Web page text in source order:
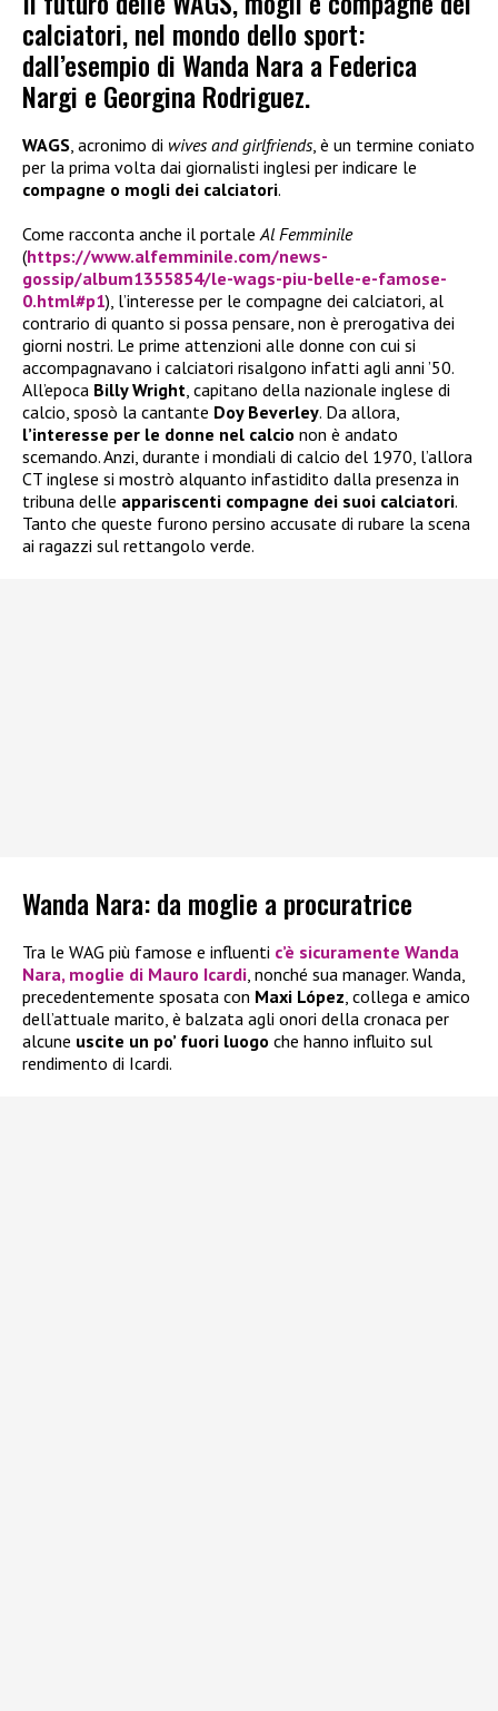
calciatori, nel mondo dello sport:
dall’esempio di Wanda Nara a Federica
Nargi e Georgina Rodriguez.
WAGS, acronimo di wives and girlfriends, è un termine coniato
per la prima volta dai giornalisti inglesi per indicare le
compagne o mogli dei calciatori.
Come racconta anche il portaleAl Femminile
(https://www.alfemminile.com/news-
gossip/album1355854/le-wags-piu-belle-e-famose-
0.html#p1), l’interesse per le compagne dei calciatori, al
contrario di quanto si possa pensare, non è prerogativa dei
giorni nostri. Le prime attenzioni alle donne con cui si
accompagnavano i calciatori risalgono infatti agli anni ’50.
All’epoca Billy Wright, capitano della nazionale inglese di
calcio, sposò la cantante Doy Beverley. Da allora,
l’interesse per le donne nel calcio non è andato
scemando. Anzi, durante i mondiali di calcio del 1970, l’allora
CT inglese si mostrò alquanto infastidito dalla presenza in
tribuna delle appariscenti compagne dei suoi calciatori.
Tanto che queste furono persino accusate di rubare la scena
ai ragazzi sul rettangolo verde.
Wanda Nara: da moglie a procuratrice
Tra le WAG più famose e influenti c’è sicuramente Wanda
Nara, moglie di Mauro Icardi , nonché sua manager. Wanda,
precedentemente sposata con Maxi López , collega e amico
dell’attuale marito, è balzata agli onori della cronaca per
alcune uscite un po’ fuori luogo che hanno influito sul
rendimento di Icardi.